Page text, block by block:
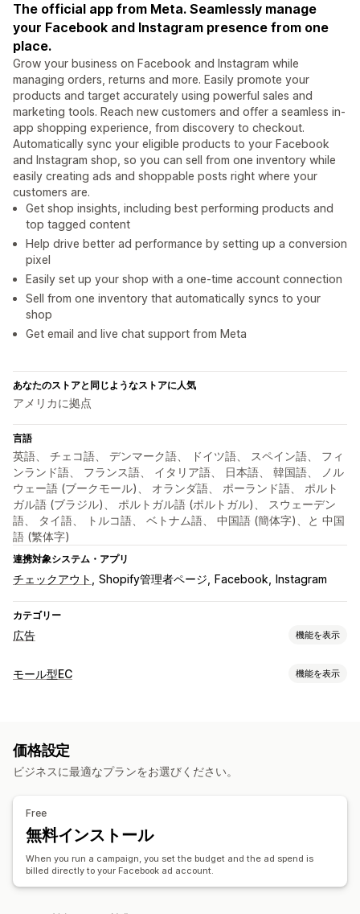
The official app from Meta. Seamlessly manage
your Facebook and Instagram presence from one
place.
Grow your business on Facebook and Instagram while
managing orders, returns and more. Easily promote your
products and target accurately using powerful sales and
marketing tools. Reach new customers and offer a seamless in-
app shopping experience, from discovery to checkout.
Automatically sync your eligible products to your Facebook
and Instagram shop, so you can sell from one inventory while
easily creating ads and shoppable posts right where your
customers are.
Get shop insights, including best performing products and
top tagged content
Help drive better ad performance by setting up a conversion
pixel
Easily set up your shop with a one-time account connection
Sell from one inventory that automatically syncs to your
shop
Get email and live chat support from Meta
あなたのストアと同じようなストアに人気
アメリカに拠点
言語
英語、 チェコ語、 デンマーク語、 ドイツ語、 スペイン語、 フィ
ンランド語、 フランス語、 イタリア語、 日本語、 韓国語、 ノル
ウェー語 (ブークモール)、 オランダ語、 ポーランド語、 ポルト
ガル語 (ブラジル)、 ポルトガル語 (ポルトガル)、 スウェーデン
語、 タイ語、 トルコ語、 ベトナム語、 中国語 (簡体字)、と 中国
語 (繁体字)
連携対象システム・アプリ
チェックアウト Shopify管理者ページ Facebook Instagram
カテゴリー
広告 機能を表示
ターゲティング
AIによるターゲティング
AIによる最適化
AIによるコピーライティング
インフルエンサーとアフィリエイト
ピクセル管理
モール型EC 機能を表示
注文管理
価格設定
ビジネスに最適なプランをお選びください。
Free
無料インストール
When you run a campaign, you set the budget and the ad spend is
billed directly to your Facebook ad account.